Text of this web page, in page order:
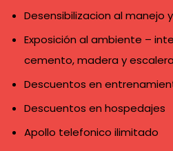
Desensibilizacion al manejo
Exposición al ambiente –
cemento, madera y
Descuentos en
Descuentos en hospedajes
Apollo telefonico ilimitado